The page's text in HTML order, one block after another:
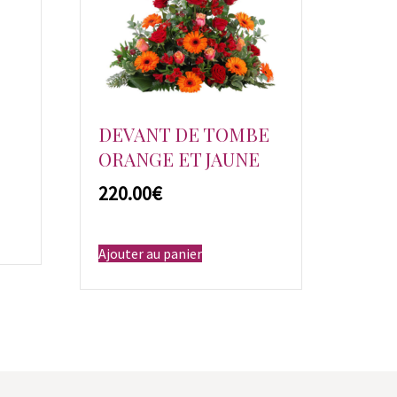
DEVANT DE TOMBE
ORANGE ET JAUNE
€
Ajouter au panier